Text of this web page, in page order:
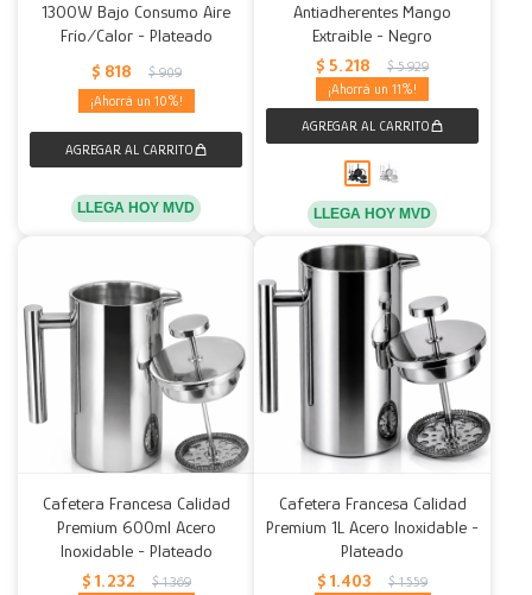
1300W Bajo Consumo Aire
Frío/Calor - Plateado
$ 818 $ 909
10
LLEGA HOY MVD
Antiadherentes Mango
Extraible - Negro
$ 5.218 $ 5.929
11
LLEGA HOY MVD
Cafetera Francesa Calidad
Premium 600ml Acero
Inoxidable - Plateado
$ 1.232 $ 1.369
Cafetera Francesa Calidad
Premium 1L Acero Inoxidable -
Plateado
$ 1.403 $ 1.559